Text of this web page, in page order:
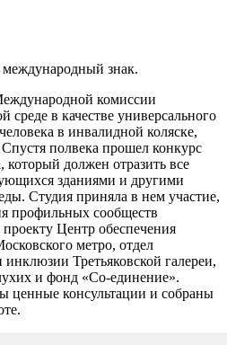
международный знак.
комиссии
среде в качестве универсального
в инвалидной коляске,
полвека прошел конкурс
который должен отразить все
зданиями и другими
Студия приняла в нем участие,
профильных сообществ
Центр обеспечения
метро, отдел
Третьяковской галереи,
и фонд «Со-единение».
ценные консультации и собраны